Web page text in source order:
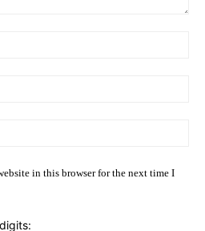
in this browser for the next time I